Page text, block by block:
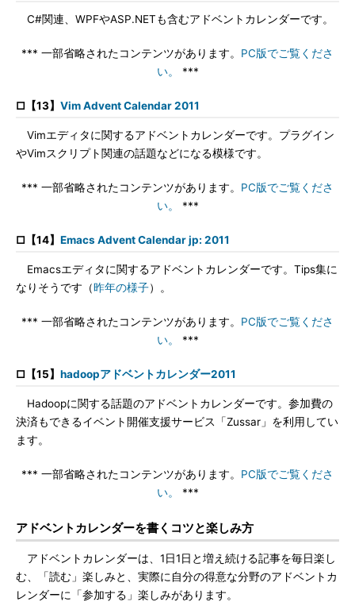
C#関連、WPFやASP.NETも含むアドベントカレンダーです。
*** 一部省略されたコンテンツがあります。 PC版でご覧くださ
い。
***
□【13】 Vim Advent Calendar 2011
Vimエディタに関するアドベントカレンダーです。プラグイン
やVimスクリプト関連の話題などになる模様です。
*** 一部省略されたコンテンツがあります。 PC版でご覧くださ
い。
***
□【14】 Emacs Advent Calendar jp: 2011
Emacsエディタに関するアドベントカレンダーです。Tips集に
なりそうです（昨年の様子）。
*** 一部省略されたコンテンツがあります。 PC版でご覧くださ
い。
***
□【15】 hadoopアドベントカレンダー2011
Hadoopに関する話題のアドベントカレンダーです。参加費の
決済もできるイベント開催支援サービス「Zussar」を利用してい
ます。
*** 一部省略されたコンテンツがあります。 PC版でご覧くださ
い。
***
アドベントカレンダーを書くコツと楽しみ方
アドベントカレンダーは、1日1日と増え続ける記事を毎日楽し
む、「読む」楽しみと、実際に自分の得意な分野のアドベントカ
レンダーに「参加する」楽しみがあります。